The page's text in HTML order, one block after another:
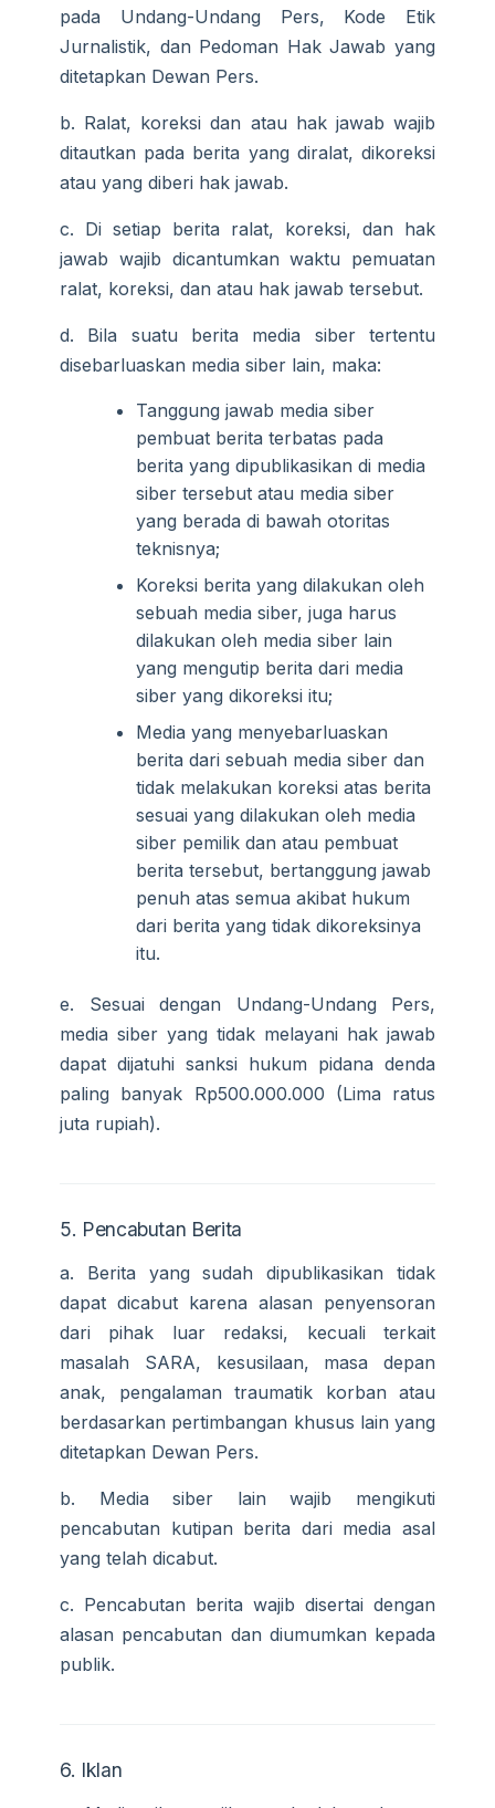
pada Undang-Undang Pers, Kode Etik
Jurnalistik, dan Pedoman Hak Jawab yang
ditetapkan Dewan Pers.
b. Ralat, koreksi dan atau hak jawab wajib
ditautkan pada berita yang diralat, dikoreksi
atau yang diberi hak jawab.
c. Di setiap berita ralat, koreksi, dan hak
jawab wajib dicantumkan waktu pemuatan
ralat, koreksi, dan atau hak jawab tersebut.
d. Bila suatu berita media siber tertentu
disebarluaskan media siber lain, maka:
Tanggung jawab media siber
pembuat berita terbatas pada
berita yang dipublikasikan di media
siber tersebut atau media siber
yang berada di bawah otoritas
teknisnya;
Koreksi berita yang dilakukan oleh
sebuah media siber, juga harus
dilakukan oleh media siber lain
yang mengutip berita dari media
siber yang dikoreksi itu;
Media yang menyebarluaskan
berita dari sebuah media siber dan
tidak melakukan koreksi atas berita
sesuai yang dilakukan oleh media
siber pemilik dan atau pembuat
berita tersebut, bertanggung jawab
penuh atas semua akibat hukum
dari berita yang tidak dikoreksinya
itu.
e. Sesuai dengan Undang-Undang Pers,
media siber yang tidak melayani hak jawab
dapat dijatuhi sanksi hukum pidana denda
paling banyak Rp500.000.000 (Lima ratus
juta rupiah).
5. Pencabutan Berita
a. Berita yang sudah dipublikasikan tidak
dapat dicabut karena alasan penyensoran
dari pihak luar redaksi, kecuali terkait
masalah SARA, kesusilaan, masa depan
anak, pengalaman traumatik korban atau
berdasarkan pertimbangan khusus lain yang
ditetapkan Dewan Pers.
b. Media siber lain wajib mengikuti
pencabutan kutipan berita dari media asal
yang telah dicabut.
c. Pencabutan berita wajib disertai dengan
alasan pencabutan dan diumumkan kepada
publik.
6. Iklan